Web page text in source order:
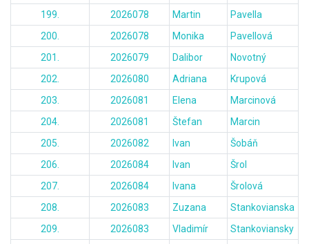
199.
2026078 Martin
Pavella
200.
2026078 Monika
Pavellová
201.
2026079 Dalibor
Novotný
202.
2026080 Adriana
Krupová
203.
2026081 Elena
Marcinová
204.
2026081 Štefan
Marcin
205.
2026082 Ivan
Šobáň
206.
2026084 Ivan
Šrol
207.
2026084 Ivana
Šrolová
208.
2026083 Zuzana
Stankovianska
209.
2026083 Vladimír Stankoviansky